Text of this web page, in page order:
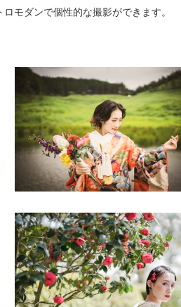
モダンで個性的な撮影ができます。